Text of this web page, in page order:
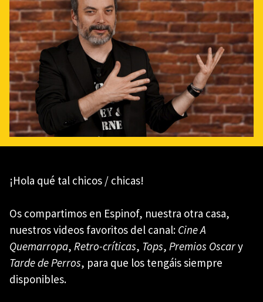
¡Hola qué tal chicos / chicas!
Os compartimos en Espinof, nuestra otra casa,
nuestros videos favoritos del canal: Cine A
Quemarropa, Retro-críticas, Tops, Premios Oscary
Tarde de Perros, para que los tengáis siempre
disponibles.